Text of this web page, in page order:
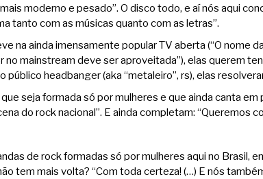
moderno e pesado”. O disco todo, e aí nós aqui
tanto com as músicas quanto com as letras”.
na ainda imensamente popular TV aberta (“O nome
mainstream deve ser aproveitada”), elas querem
headbanger (aka “metaleiro”, rs), elas
seja formada só por mulheres e que ainda canta
do rock nacional”. E ainda completam: “Queremos
de rock formadas só por mulheres aqui no Brasil,
tem mais volta? “Com toda certeza! (…) E nós